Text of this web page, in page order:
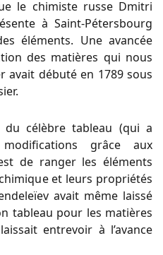
le chimiste russe Dmitri
à Saint-Pétersbourg
éléments. Une avancée
des matières qui nous
débuté en 1789 sous
du célèbre tableau (qui a
grâce aux
de ranger les éléments
et leurs propriétés
avait même laissé
tableau pour les matières
entrevoir à l’avance